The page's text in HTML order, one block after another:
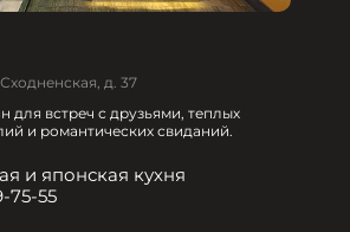
д. 37
для встреч с друзьями, теплых
и романтических свиданий.
и японская кухня
75-55